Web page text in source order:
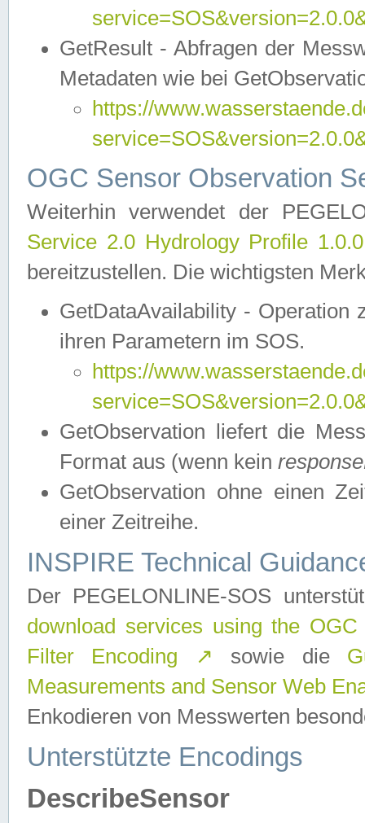
GetResult - Abfragen der
Metadaten wie bei
https://
OGC Sensor Observation
Weiterhin verwendet der
Service 2.0 Hydrology Profile
bereitzustellen. Die wichtigsten
GetDataAvailability - Operation
ihren Parametern im SOS.
https://
GetObservation liefert die
Format aus (wenn kein
GetObservation ohne einen
einer Zeitreihe.
INSPIRE Technical
Der PEGELONLINE-SOS
download services using the
Filter Encoding
↗ sowie die
Measurements and Sensor Web
Enkodieren von Messwerten
Unterstützte Encodings
DescribeSensor